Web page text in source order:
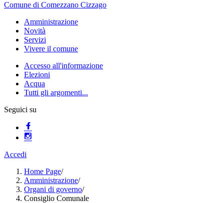
Comune di Comezzano Cizzago
Amministrazione
Novità
Servizi
Vivere il comune
Accesso all'informazione
Elezioni
Acqua
Tutti gli argomenti...
Seguici su
Accedi
Home Page/
Amministrazione/
Organi di governo/
Consiglio Comunale